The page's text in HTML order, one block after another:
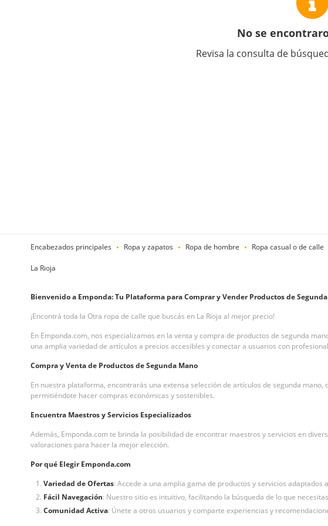
No se
Revisa la consulta de
Encabezados principales Ropa y zapatos Ropa de hombre Ropa casual o de calle
La Rioja
Bienvenido a Emponda: Tu Plataforma para Comprar y Vender Productos de
¡Encontrá toda la Otra ropa de calle que buscás en La Rioja al mejor precio!
En Emponda.com, nos especializamos en la venta y compra de productos de segunda
una amplia variedad de artículos a precios accesibles y conectar a usuarios con
Compra y Venta de Productos de Segunda Mano
En nuestra plataforma, encontrarás una extensa selección de artículos de segunda
permitiéndote hacer compras económicas y sostenibles.
Encuentra Maestros y Servicios Especializados
Además, Emponda.com te brinda la posibilidad de encontrar maestros y servicios en
valoraciones para hacer la mejor elección.
Por qué Elegir Emponda.com
Variedad de Ofertas: Accede a una amplia gama de productos y servicios adaptados
Fácil Navegación: Nuestro sitio es intuitivo, facilitando la búsqueda de lo que
Comunidad Activa: Únete a otros usuarios y comparte experiencias y